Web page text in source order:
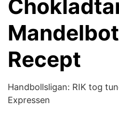
Recept
Handbollsligan: RIK tog
Expressen